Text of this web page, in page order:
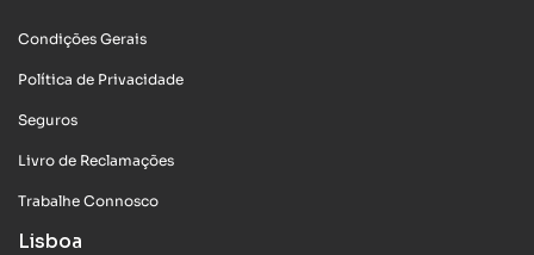
Condições Gerais
Política de Privacidade
Seguros
Livro de Reclamações
Trabalhe Connosco
Lisboa